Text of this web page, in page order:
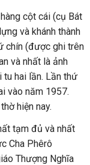
cột cái (cụ Bát
và khánh thành
chín (được ghi trên
và nhất là ảnh
tu hai lần. Lần thứ
vào năm 1957.
hiện nay.
tạm đủ và nhất
Cha Phêrô
Thượng Nghĩa